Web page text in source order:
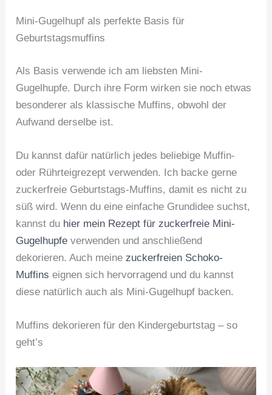
Mini-Gugelhupf als perfekte Basis für
Geburtstagsmuffins
Als Basis verwende ich am liebsten Mini-
Gugelhupfe. Durch ihre Form wirken sie noch etwas
besonderer als klassische Muffins, obwohl der
Aufwand derselbe ist.
Du kannst dafür natürlich jedes beliebige Muffin-
oder Rührteigrezept verwenden. Ich backe gerne
zuckerfreie Geburtstags-Muffins, damit es nicht zu
süß wird. Wenn du eine einfache Grundidee suchst,
kannst du hier mein Rezept für zuckerfreie Mini-
Gugelhupfeverwenden und anschließend
dekorieren. Auch meinezuckerfreien Schoko-
Muffins eignen sich hervorragend und du kannst
diese natürlich auch als Mini-Gugelhupf backen.
Muffins dekorieren für den Kindergeburtstag – so
geht’s